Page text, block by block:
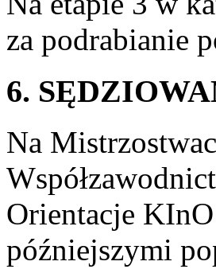
za podrabianie
6.
Na
Orientacje
późniejszymi